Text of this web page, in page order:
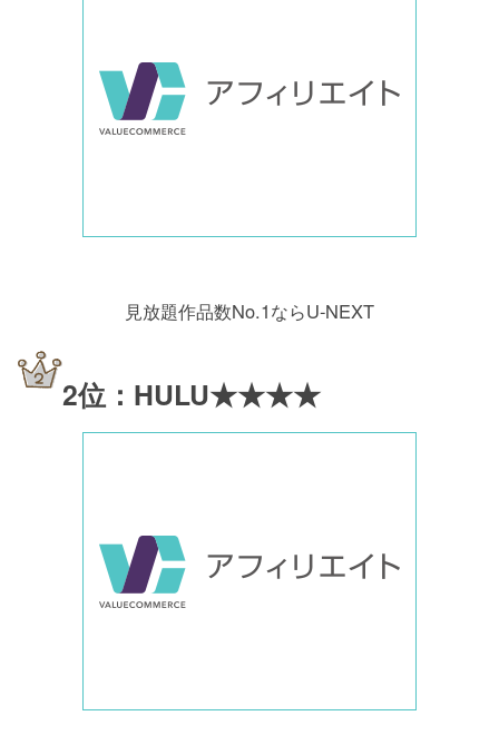
見放題作品数No.1ならU-NEXT
2位：HULU★★★★